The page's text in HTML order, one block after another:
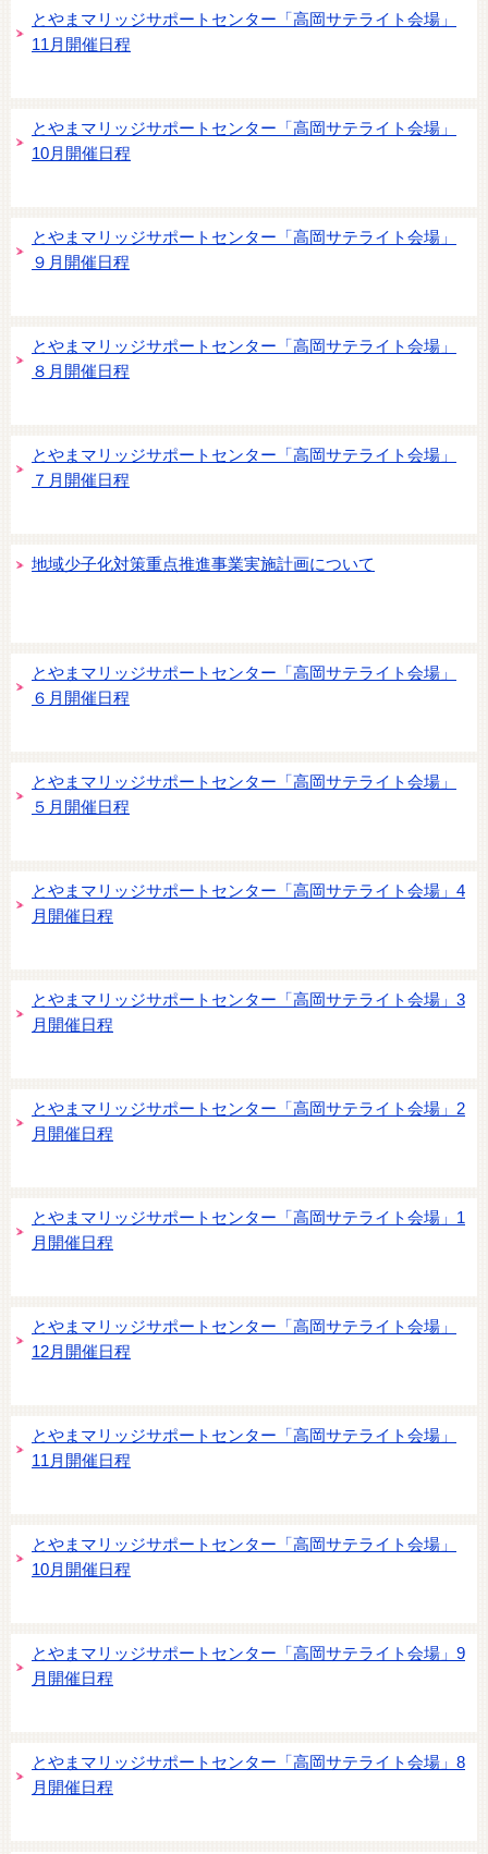
とやまマリッジサポートセンター「高岡サテライト会場」
11月開催日程
とやまマリッジサポートセンター「高岡サテライト会場」
10月開催日程
とやまマリッジサポートセンター「高岡サテライト会場」
９月開催日程
とやまマリッジサポートセンター「高岡サテライト会場」
８月開催日程
とやまマリッジサポートセンター「高岡サテライト会場」
７月開催日程
地域少子化対策重点推進事業実施計画について
とやまマリッジサポートセンター「高岡サテライト会場」
６月開催日程
とやまマリッジサポートセンター「高岡サテライト会場」
５月開催日程
とやまマリッジサポートセンター「高岡サテライト会場」4
月開催日程
とやまマリッジサポートセンター「高岡サテライト会場」3
月開催日程
とやまマリッジサポートセンター「高岡サテライト会場」2
月開催日程
とやまマリッジサポートセンター「高岡サテライト会場」1
月開催日程
とやまマリッジサポートセンター「高岡サテライト会場」
12月開催日程
とやまマリッジサポートセンター「高岡サテライト会場」
11月開催日程
とやまマリッジサポートセンター「高岡サテライト会場」
10月開催日程
とやまマリッジサポートセンター「高岡サテライト会場」9
月開催日程
とやまマリッジサポートセンター「高岡サテライト会場」8
月開催日程